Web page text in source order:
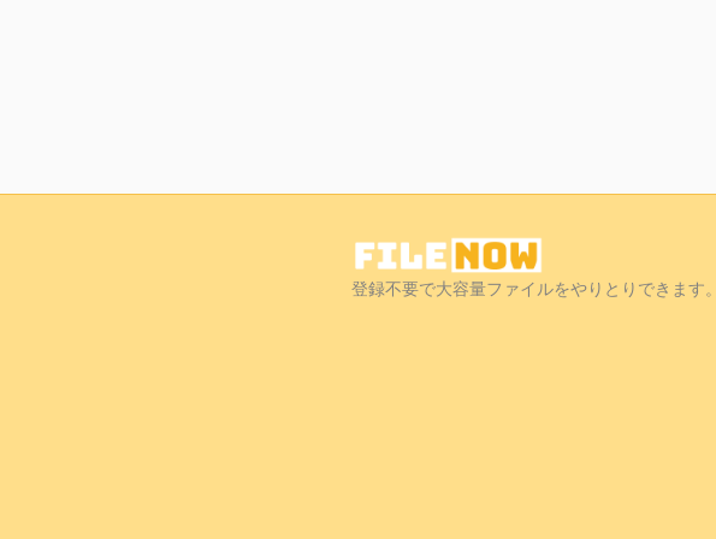
登録不要で大容量ファイルをやりとりできます。